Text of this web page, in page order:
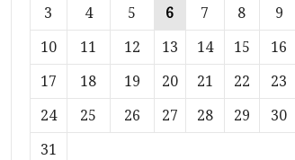
3
4 5 6 7 8
9
10
11 12 13 14 15
16
17
18 19 20 21 22
23
24
25 26 27 28 29
30
31